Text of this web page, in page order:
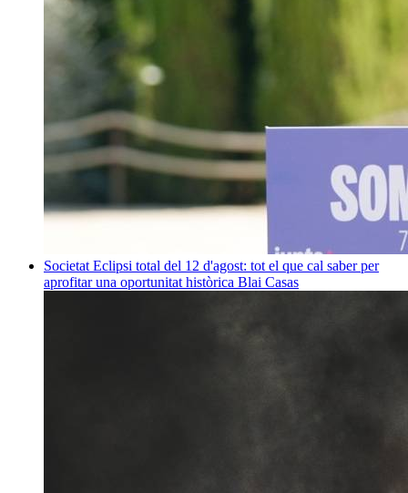
Societat Eclipsi total del 12 d'agost: tot el que cal saber per
aprofitar una oportunitat històrica Blai Casas